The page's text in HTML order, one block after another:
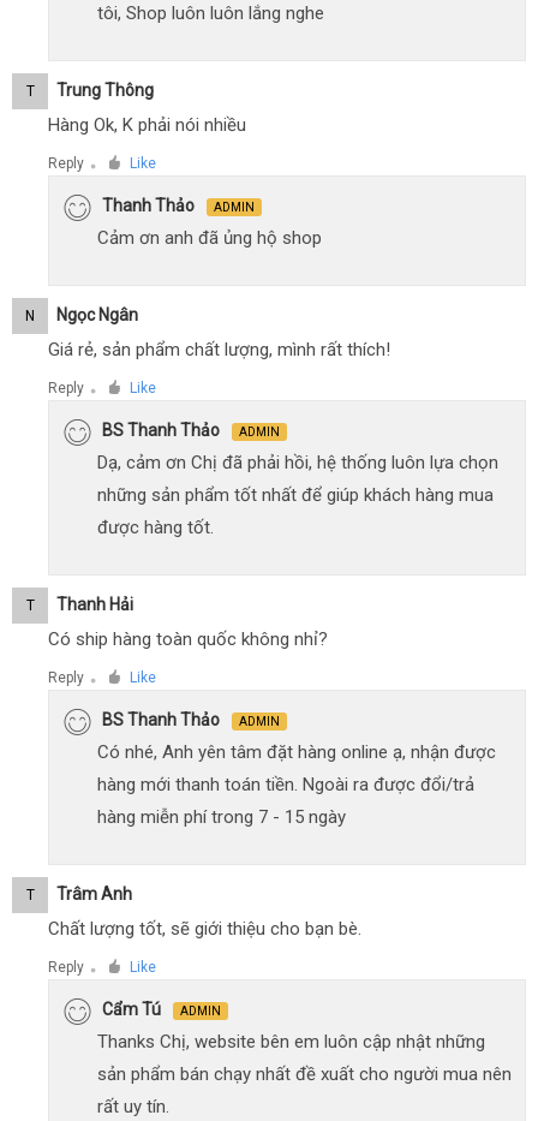
tôi, Shop luôn luôn lắng nghe
T Trung Thông
Hàng Ok, K phải nói nhiều
Reply ● Like
Thanh Thảo ADMIN
Cảm ơn anh đã ủng hộ shop
N Ngọc Ngân
Giá rẻ, sản phẩm chất lượng, mình rất thích!
Reply ● Like
BS Thanh Thảo ADMIN
Dạ, cảm ơn Chị đã phải hồi, hệ thống luôn lựa chọn
những sản phẩm tốt nhất để giúp khách hàng mua
được hàng tốt.
T Thanh Hải
Có ship hàng toàn quốc không nhỉ?
Reply ● Like
BS Thanh Thảo ADMIN
Có nhé, Anh yên tâm đặt hàng online ạ, nhận được
hàng mới thanh toán tiền. Ngoài ra được đổi/trả
hàng miễn phí trong 7 - 15 ngày
T Trâm Anh
Chất lượng tốt, sẽ giới thiệu cho bạn bè.
Reply ● Like
Cẩm Tú ADMIN
Thanks Chị, website bên em luôn cập nhật những
sản phẩm bán chạy nhất đề xuất cho người mua nên
rất uy tín.